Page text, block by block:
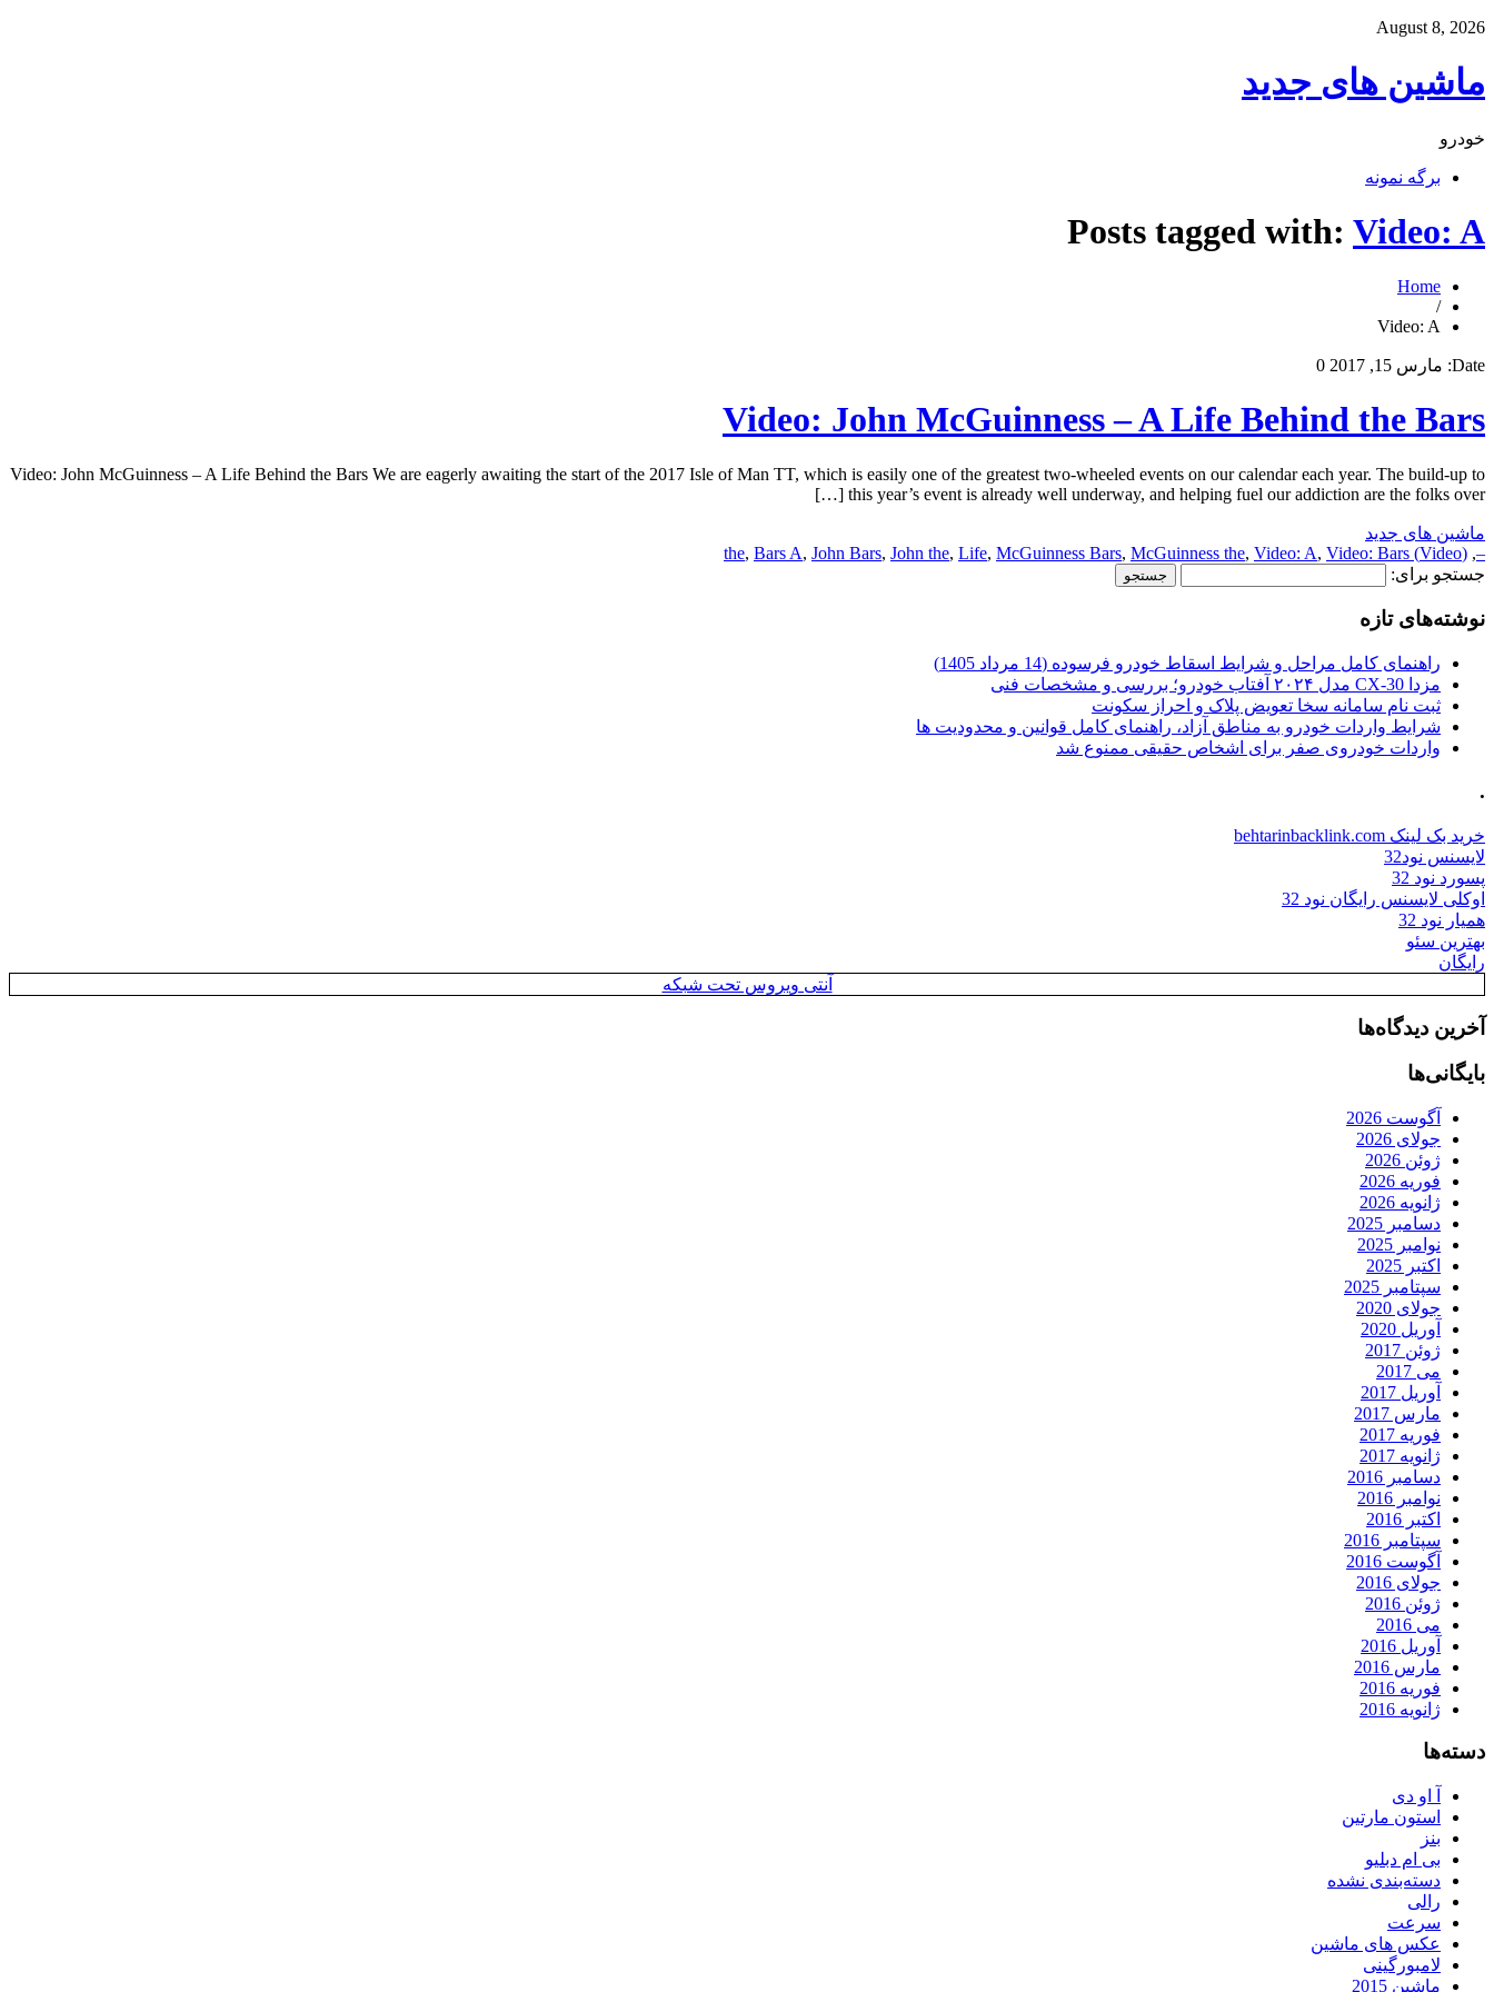
August 8, 2026
ماشین های جدید
خودرو
برگه نمونه
Posts tagged with: Video: A
Home
/
Video: A
Date: مارس 15, 2017 0
Video: John McGuinness – A Life Behind the Bars
Video: John McGuinness – A Life Behind the Bars We are eagerly awaiting the start of the 2017 Isle of Man TT, which is easily one of the greatest two-wheeled events on our calendar each year. The build-up to
this year’s event is already well underway, and helping fuel our addiction are the folks over […]
ماشین های جدید
–
,
(Video) the
, Bars A, John Bars, John the, Life, McGuinness Bars, McGuinness the, Video: A, Video: Bars
جستجو برای:
نوشته‌های تازه
راهنمای کامل مراحل و شرایط اسقاط خودرو فرسوده (14 مرداد 1405)
مزدا CX-30 مدل ۲۰۲۴ آفتاب خودرو؛ بررسی و مشخصات فنی
ثبت نام سامانه سخا تعویض پلاک و احراز سکونت
شرایط واردات خودرو به مناطق آزاد، راهنمای کامل قوانین و محدودیت ها
واردات خودروی صفر برای اشخاص حقیقی ممنوع شد
.
خرید بک لینک behtarinbacklink.com
لایسنس نود32
پسورد نود 32
اوکلی لایسنس رایگان نود 32
همیار نود 32
بهترین سئو
رایگان
آنتی ویروس تحت شبکه
آخرین دیدگاه‌ها
بایگانی‌ها
آگوست 2026
جولای 2026
ژوئن 2026
فوریه 2026
ژانویه 2026
دسامبر 2025
نوامبر 2025
اکتبر 2025
سپتامبر 2025
جولای 2020
آوریل 2020
ژوئن 2017
می 2017
آوریل 2017
مارس 2017
فوریه 2017
ژانویه 2017
دسامبر 2016
نوامبر 2016
اکتبر 2016
سپتامبر 2016
آگوست 2016
جولای 2016
ژوئن 2016
می 2016
آوریل 2016
مارس 2016
فوریه 2016
ژانویه 2016
دسته‌ها
آ او دی
استون مارتین
بنز
بی ام دبلیو
دسته‌بندی نشده
رالی
سرعت
عکس های ماشین
لامبورگینی
ماشین 2015